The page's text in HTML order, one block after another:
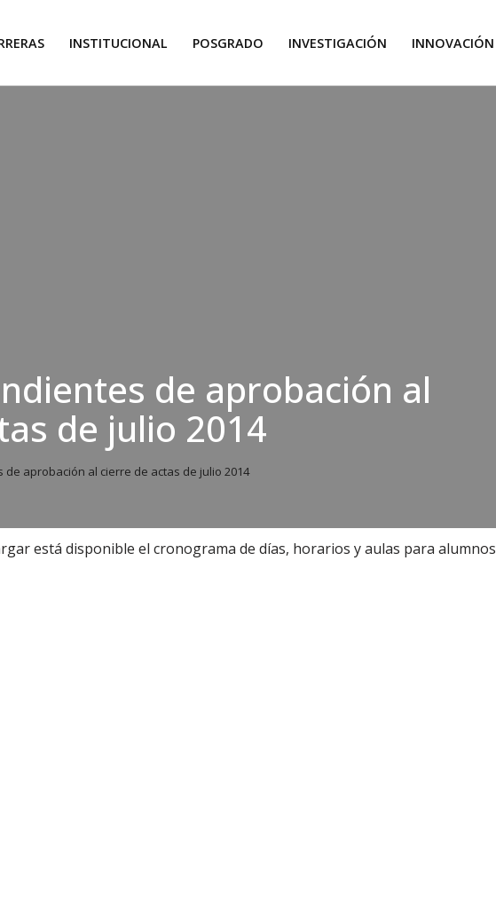
INSTITUCIONAL POSGRADO INVESTIGACIÓN INNOVACIÓN
de aprobación al
de julio 2014
aprobación al cierre de actas de julio 2014
está disponible el cronograma de días, horarios y aulas para alumnos